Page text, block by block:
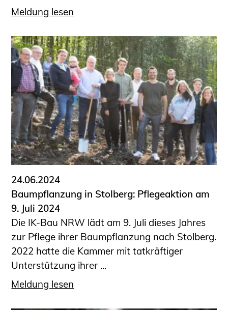
Meldung lesen
24.06.2024
Baumpflanzung in Stolberg: Pflegeaktion am
9. Juli 2024
Die IK-Bau NRW lädt am 9. Juli dieses Jahres
zur Pflege ihrer Baumpflanzung nach Stolberg.
2022 hatte die Kammer mit tatkräftiger
Unterstützung ihrer ...
Meldung lesen